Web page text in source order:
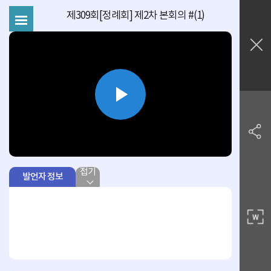
제309회[정례회] 제2차 본회의 #(1)
Play
발언자 정보 접기